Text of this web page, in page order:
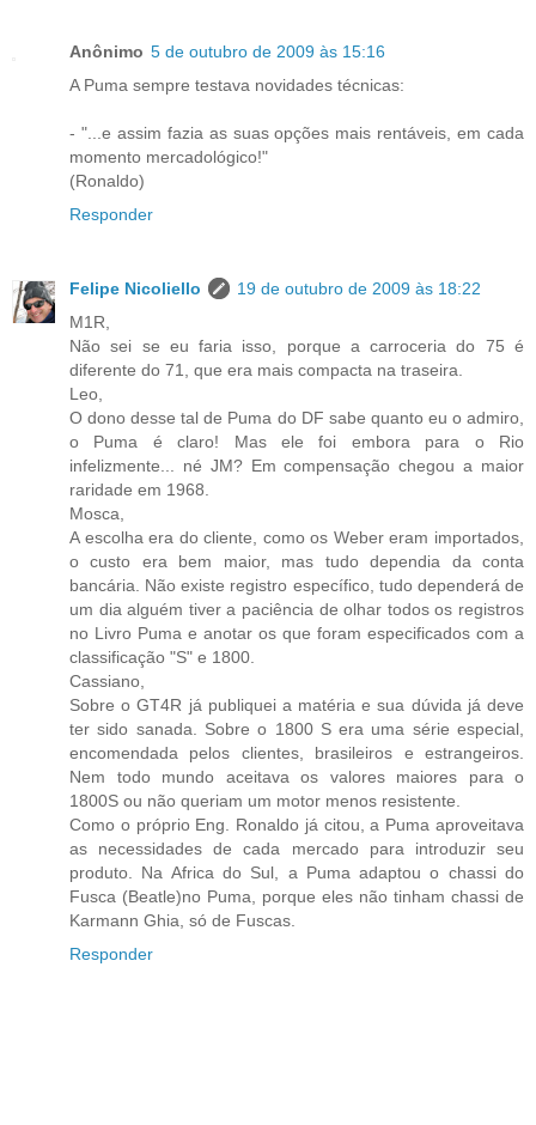
Anônimo 5 de outubro de 2009 às 15:16
A Puma sempre testava novidades técnicas:
- "...e assim fazia as suas opções mais rentáveis, em cada
momento mercadológico!"
(Ronaldo)
Responder
Felipe Nicoliello
19 de outubro de 2009 às 18:22
M1R,
Não sei se eu faria isso, porque a carroceria do 75 é
diferente do 71, que era mais compacta na traseira.
Leo,
O dono desse tal de Puma do DF sabe quanto eu o admiro,
o Puma é claro! Mas ele foi embora para o Rio
infelizmente... né JM? Em compensação chegou a maior
raridade em 1968.
Mosca,
A escolha era do cliente, como os Weber eram importados,
o custo era bem maior, mas tudo dependia da conta
bancária. Não existe registro específico, tudo dependerá de
um dia alguém tiver a paciência de olhar todos os registros
no Livro Puma e anotar os que foram especificados com a
classificação "S" e 1800.
Cassiano,
Sobre o GT4R já publiquei a matéria e sua dúvida já deve
ter sido sanada. Sobre o 1800 S era uma série especial,
encomendada pelos clientes, brasileiros e estrangeiros.
Nem todo mundo aceitava os valores maiores para o
1800S ou não queriam um motor menos resistente.
Como o próprio Eng. Ronaldo já citou, a Puma aproveitava
as necessidades de cada mercado para introduzir seu
produto. Na Africa do Sul, a Puma adaptou o chassi do
Fusca (Beatle)no Puma, porque eles não tinham chassi de
Karmann Ghia, só de Fuscas.
Responder